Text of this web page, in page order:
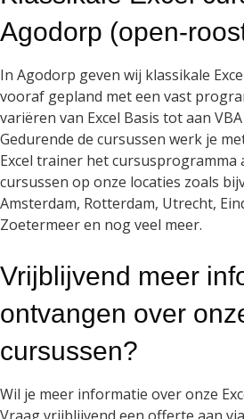
Agodorp (open-
In Agodorp geven wij klassikale
vooraf gepland met een vast
variëren van Excel Basis tot aan
Gedurende de cursussen werk je
Excel trainer het cursusprogramma
cursussen op onze locaties zoals
Amsterdam, Rotterdam, Utrecht,
Zoetermeer en nog veel meer.
Vrijblijvend meer
ontvangen over
cursussen?
Wil je meer informatie over onze
Vraag vrijblijvend een offerte aan